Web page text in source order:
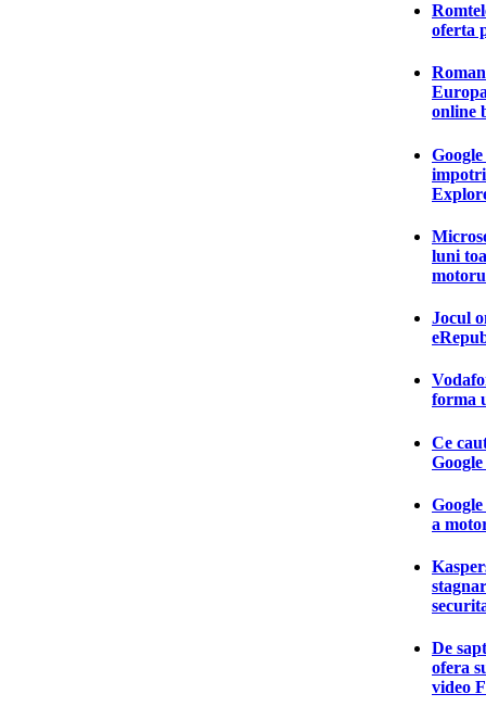
oferta
online
luni
Jocul
forma
Ce
a
De
ofera
video